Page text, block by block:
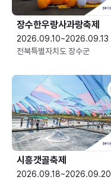
장수한우랑사과랑축제
2026.09.10~2026.09.13
전북특별자치도 장수군
시흥갯골축제
2026.09.18~2026.09.20